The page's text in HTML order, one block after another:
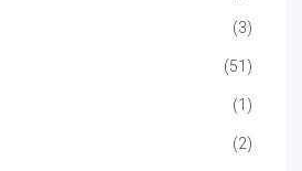
(3)
(51)
(1)
(2)